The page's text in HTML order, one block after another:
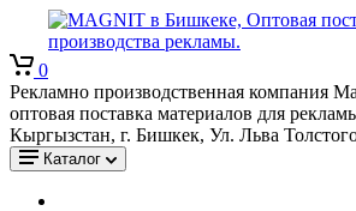
0
Рекламно производственная компания
оптовая поставка материалов для
Кыргызстан, г. Бишкек, Ул. Льва
Каталог